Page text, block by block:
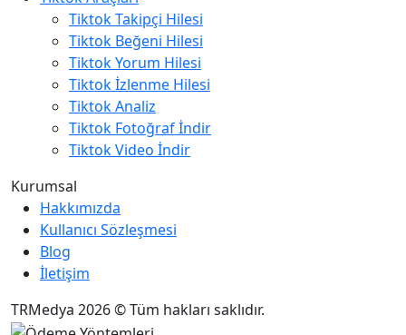
Tiktok Takipçi Hilesi
Tiktok Beğeni Hilesi
Tiktok Yorum Hilesi
Tiktok İzlenme Hilesi
Tiktok Analiz
Tiktok Fotoğraf İndir
Tiktok Video İndir
Kurumsal
Hakkımızda
Kullanıcı Sözleşmesi
Blog
İletişim
TRMedya 2026 © Tüm hakları saklıdır.